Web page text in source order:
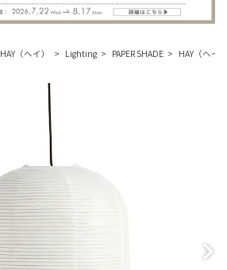
HAY（ヘイ） Lighting PAPER SHADE HAY（ヘイ